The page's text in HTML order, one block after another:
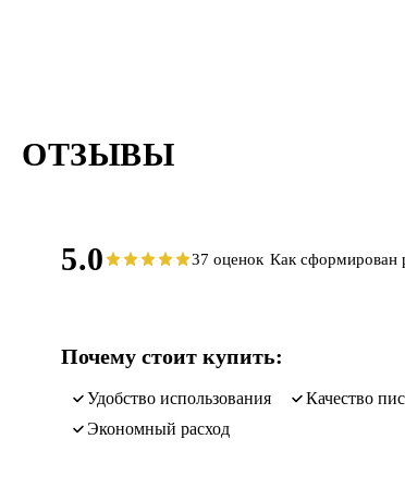
ОТЗЫВЫ
5.0 37 оценок Как сформирован
Почему стоит купить:
удобство использования качество
экономный расход